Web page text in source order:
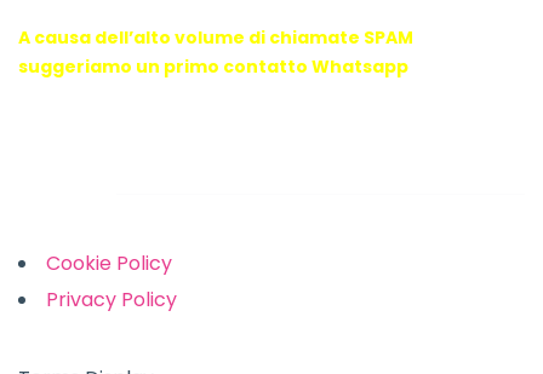
A causa dell’alto volume di chiamate SPAM
suggeriamo un primo contatto Whatsapp
Cookie Policy
Privacy Policy